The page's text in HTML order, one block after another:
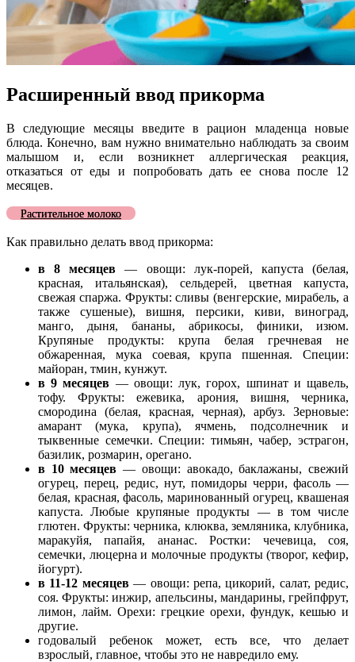
Расширенный ввод прикорма
В следующие месяцы введите в рацион младенца новые
блюда. Конечно, вам нужно внимательно наблюдать за своим
малышом и, если возникнет аллергическая реакция,
отказаться от еды и попробовать дать ее снова после 12
месяцев.
Растительное молоко
Как правильно делать ввод прикорма:
в 8 месяцев — овощи: лук-порей, капуста (белая,
красная, итальянская), сельдерей, цветная капуста,
свежая спаржа. Фрукты: сливы (венгерские, мирабель, а
также сушеные), вишня, персики, киви, виноград,
манго, дыня, бананы, абрикосы, финики, изюм.
Крупяные продукты: крупа белая гречневая не
обжаренная, мука соевая, крупа пшенная. Специи:
майоран, тмин, кунжут.
в 9 месяцев — овощи: лук, горох, шпинат и щавель,
тофу. Фрукты: ежевика, арония, вишня, черника,
смородина (белая, красная, черная), арбуз. Зерновые:
амарант (мука, крупа), ячмень, подсолнечник и
тыквенные семечки. Специи: тимьян, чабер, эстрагон,
базилик, розмарин, орегано.
в 10 месяцев — овощи: авокадо, баклажаны, свежий
огурец, перец, редис, нут, помидоры черри, фасоль —
белая, красная, фасоль, маринованный огурец, квашеная
капуста. Любые крупяные продукты — в том числе
глютен. Фрукты: черника, клюква, земляника, клубника,
маракуйя, папайя, ананас. Ростки: чечевица, соя,
семечки, люцерна и молочные продукты (творог, кефир,
йогурт).
в 11-12 месяцев— овощи: репа, цикорий, салат, редис,
соя. Фрукты: инжир, апельсины, мандарины, грейпфрут,
лимон, лайм. Орехи: грецкие орехи, фундук, кешью и
другие.
годовалый ребенок может, есть все, что делает
взрослый, главное, чтобы это не навредило ему.